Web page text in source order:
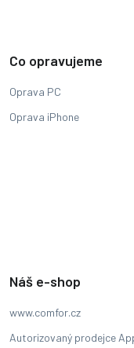
Co opravujeme
Oprava PC
Oprava iPhone
Náš e-shop
www.comfor.cz
Autorizovaný prodejce